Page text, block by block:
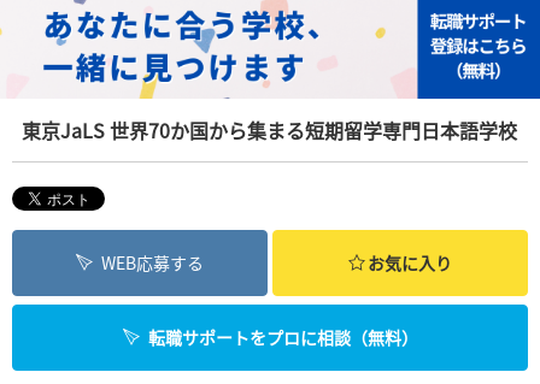
東京JaLS 世界70か国から集まる短期留学専門日本語学校
WEB応募する お気に入り
転職サポートをプロに相談（無料）